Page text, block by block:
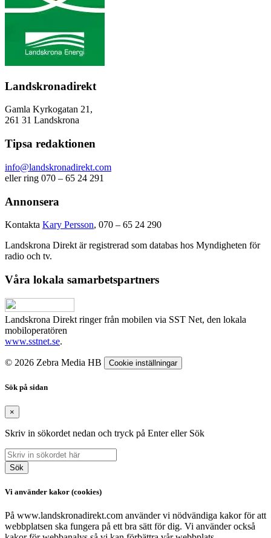
Landskronadirekt
Gamla Kyrkogatan 21,
261 31 Landskrona
Tipsa redaktionen
info@landskronadirekt.com
eller ring 070 – 65 24 291
Annonsera
Kontakta Kary Persson, 070 – 65 24 290
Landskrona Direkt är registrerad som databas hos Myndigheten för
radio och tv.
Våra lokala samarbetspartners
Landskrona Direkt ringer från mobilen via SST Net, den lokala
mobiloperatören
www.sstnet.se.
© 2026 Zebra Media HB Cookie inställningar
Sök på sidan
×
Skriv in sökordet nedan och tryck på Enter eller Sök
Sök
Vi använder kakor (cookies)
På www.landskronadirekt.com använder vi nödvändiga kakor för att
webbplatsen ska fungera på ett bra sätt för dig. Vi använder också